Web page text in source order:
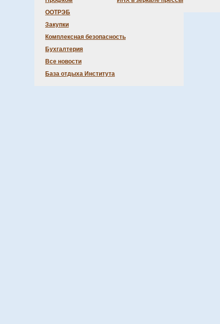
ООТРЭБ
Закупки
Комплексная безопасность
Бухгалтерия
Все новости
База отдыха Института